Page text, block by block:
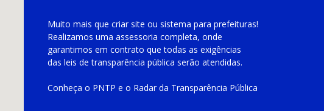
Muito mais que criar site ou sistema para prefeituras!
Realizamos uma assessoria completa, onde
garantimos em contrato que todas as exigências
das leis de transparência pública serão atendidas.
Conheça o PNTP e o Radar da Transparência Pública